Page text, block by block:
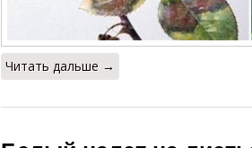
Читать дальше →